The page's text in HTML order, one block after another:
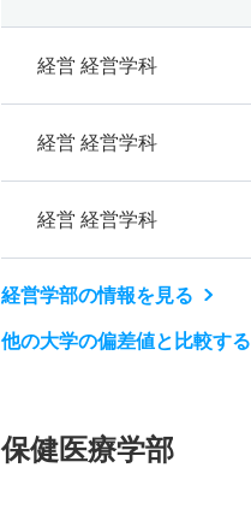
経営 経営学科
経営 経営学科
経営 経営学科
経営学部の情報を見る
他の大学の偏差値と比較する
保健医療学部